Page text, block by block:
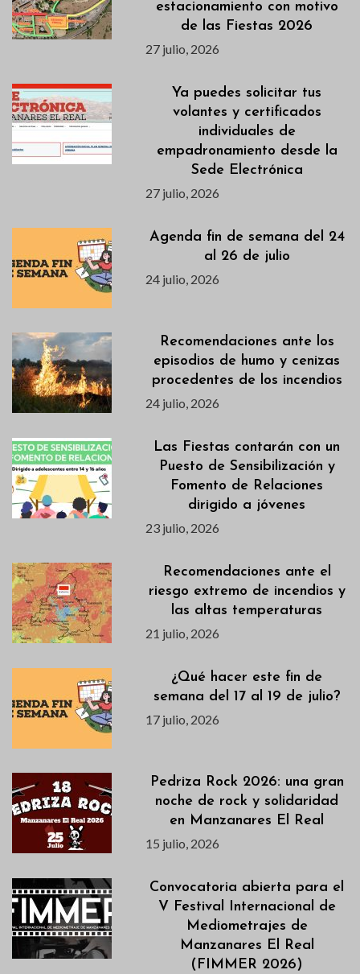
estacionamiento con motivo
de las Fiestas 2026
27 julio, 2026
Ya puedes solicitar tus
volantes y certificados
individuales de
empadronamiento desde la
Sede Electrónica
27 julio, 2026
Agenda fin de semana del 24
al 26 de julio
24 julio, 2026
Recomendaciones ante los
episodios de humo y cenizas
procedentes de los incendios
24 julio, 2026
Las Fiestas contarán con un
Puesto de Sensibilización y
Fomento de Relaciones
dirigido a jóvenes
23 julio, 2026
Recomendaciones ante el
riesgo extremo de incendios y
las altas temperaturas
21 julio, 2026
¿Qué hacer este fin de
semana del 17 al 19 de julio?
17 julio, 2026
Pedriza Rock 2026: una gran
noche de rock y solidaridad
en Manzanares El Real
15 julio, 2026
Convocatoria abierta para el
V Festival Internacional de
Mediometrajes de
Manzanares El Real
(FIMMER 2026)